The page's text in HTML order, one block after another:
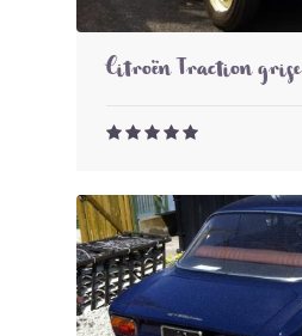
Citroën Traction grise